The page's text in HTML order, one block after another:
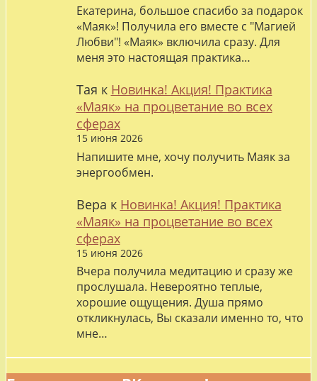
Екатерина, большое спасибо за подарок
«Маяк»! Получила его вместе с "Магией
Любви"! «Маяк» включила сразу. Для
меня это настоящая практика…
Тая к Новинка! Акция! Практика
«Маяк» на процветание во всех
сферах
15 июня 2026
Напишите мне, хочу получить Маяк за
энергообмен.
Вера к Новинка! Акция! Практика
«Маяк» на процветание во всех
сферах
15 июня 2026
Вчера получила медитацию и сразу же
прослушала. Невероятно теплые,
хорошие ощущения. Душа прямо
откликнулась, Вы сказали именно то, что
мне…